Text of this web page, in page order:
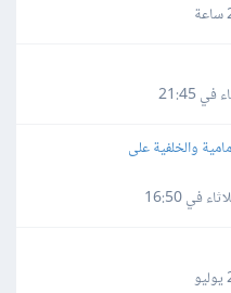
21:45
والخلفية على
في 16:50